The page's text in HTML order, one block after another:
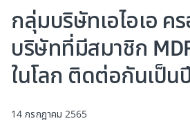
กลุ่มบริษัทเอไอเอ ค
บริษัทที่มีสมาชิก
ในโลก ติดต่อกันเป็น
14 กรกฎาคม 2565